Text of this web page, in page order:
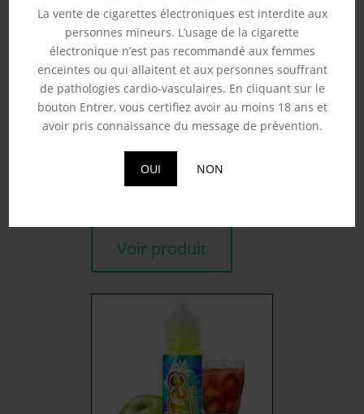
La vente de cigarettes électroniques est interdite aux
personnes mineurs. L’usage de la cigarette
électronique n’est pas recommandé aux femmes
enceintes ou qui allaitent et aux personnes souffrant
de pathologies cardio-vasculaires. En cliquant sur le
bouton Entrer, vous certifiez avoir au moins 18 ans et
avoir pris connaissance du message de prévention.
OUI NON
Voir produit